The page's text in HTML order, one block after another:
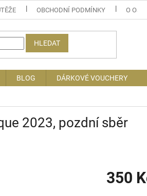
OBCHODNÍ PODMÍNKY O
HLEDAT
BLOG DÁRKOVÉ VOUCHERY
2023, pozdní sběr
350